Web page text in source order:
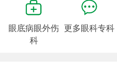
眼底病眼外伤
科
更多眼科专科